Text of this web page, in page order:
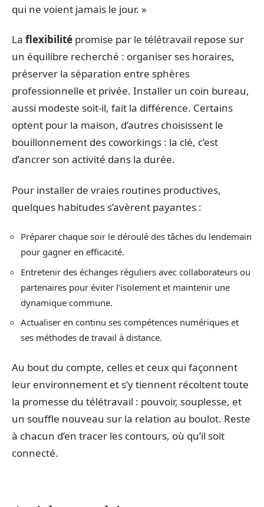
qui ne voient jamais le jour. »
La flexibilité promise par le télétravail repose sur
un équilibre recherché : organiser ses horaires,
préserver la séparation entre sphères
professionnelle et privée. Installer un coin bureau,
aussi modeste soit-il, fait la différence. Certains
optent pour la maison, d’autres choisissent le
bouillonnement des coworkings : la clé, c’est
d’ancrer son activité dans la durée.
Pour installer de vraies routines productives,
quelques habitudes s’avèrent payantes :
Préparer chaque soir le déroulé des tâches du lendemain
pour gagner en efficacité.
Entretenir des échanges réguliers avec collaborateurs ou
partenaires pour éviter l’isolement et maintenir une
dynamique commune.
Actualiser en continu ses compétences numériques et
ses méthodes de travail à distance.
Au bout du compte, celles et ceux qui façonnent
leur environnement et s’y tiennent récoltent toute
la promesse du télétravail : pouvoir, souplesse, et
un souffle nouveau sur la relation au boulot. Reste
à chacun d’en tracer les contours, où qu’il soit
connecté.